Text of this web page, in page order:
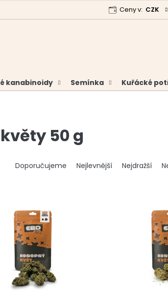
Analýzy a
Ceny v: CZK
kanabinoidy Semínka Kuřácké
květy 50 g
Ř
a
p
o
d
u
k
t
Doporučujeme Nejlevnější Nejdražší